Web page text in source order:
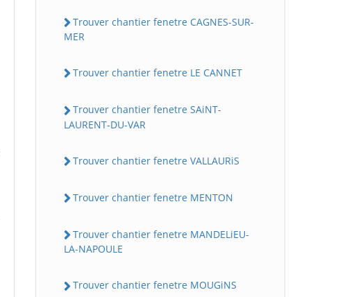
Trouver chantier fenetre CAGNES-SUR-
MER
Trouver chantier fenetre LE CANNET
Trouver chantier fenetre SAiNT-
LAURENT-DU-VAR
Trouver chantier fenetre VALLAURiS
Trouver chantier fenetre MENTON
Trouver chantier fenetre MANDELiEU-
LA-NAPOULE
Trouver chantier fenetre MOUGiNS